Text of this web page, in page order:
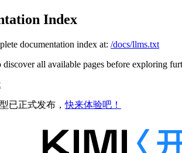
Index
documentation index at: /docs/llms.txt
all available pages before exploring
已正式发布，快来体验吧！